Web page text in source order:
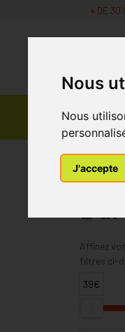
Nous
Nous
J'accepte
+ DE 30
Affinez
filtres ci-
39€